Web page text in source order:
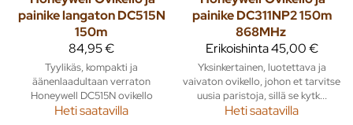
painike langaton DC515N
150m
84,95 €
Tyylikäs, kompakti ja
äänenlaadultaan verraton
Honeywell DC515N ovikello
Heti saatavilla
painike DC311NP2 150m
868MHz
Erikoishinta45,00 €
Yksinkertainen, luotettava ja
vaivaton ovikello, johon et tarvitse
uusia paristoja, sillä se kytk...
Heti saatavilla